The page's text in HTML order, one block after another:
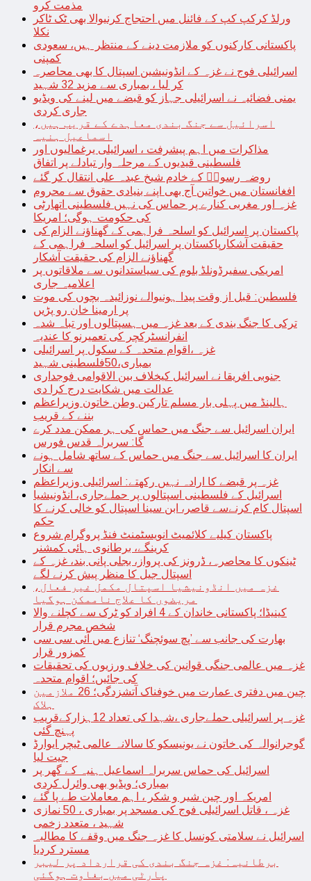
مذمت کرو
ورلڈ کرکپ کپ کے فائنل میں احتجاج کرنیوالا بھی ٹک ٹاکر
نکلا
پاکستانی کارکنوں کو ملازمت دینے کے منتظر ہیں، سعودی
کمپنی
اسرائیلی فوج نے غزہ کے انڈونیشین اسپتال کا بھی محاصرہ
کر لیا ، بمباری سے مزید 32 شہید
یمنی فضائیہ نے اسرائیلی جہاز کو قبضے میں لینے کی ویڈیو
جاری کردی
اسرائیل سے جنگ بندی معاہدے کے قریب ہیں،
اسماعیل ہنیہ
مذاکرات میں اہم پیشرفت ، اسرائیلی یرغمالیوں اور
فلسطینی قیدیوں کے مرحلہ وار تبادلے پر اتفاق
روضہ رسولؐ کے خادم شیخ عبدہ علی انتقال کر گئے
افغانستان میں خواتین آج بھی اپنے بنیادی حقوق سے محروم
غزہ اور مغربی کنارے پر حماس کی نہیں فلسطینی اتھارٹی
کی حکومت ہوگی؛ امریکا
پاکستان پر اسرائیل کو اسلحہ فراہمی کے گھناؤنے الزام کی
حقیقت آشکارپاکستان پر اسرائیل کو اسلحہ فراہمی کے
گھناؤنے الزام کی حقیقت آشکار
امریکی سفیرڈونلڈ بلوم کی سیاستدانوں سے ملاقاتوں پر
اعلامیہ جاری
فلسطین: قبل از وقت پیدا ہونیوالے نوزائیدہ بچوں کی موت
پر ارمینا خان رو پڑیں
ترکی کا جنگ بندی کے بعد غزہ میں ہسپتالوں اور تباہ شدہ
انفرانسٹرکچر کی تعمیرنو کا عندیہ
غزہ ،اقوام متحدہ کے سکول پر اسرائیلی
بمباری،50فلسطینی شہید
جنوبی افریقا نے اسرائیل کیخلاف بین الاقوامی فوجداری
عدالت میں شکایت درج کرا دی
ہالینڈ میں پہلی بار مسلم تارکین وطن خاتون وزیراعظم
بننے کے قریب
ایران اسرائیل سے جنگ میں حماس کی ہر ممکن مدد کرے
گا: سربراہ قدس فورس
ایران کا اسرائیل سے جنگ میں حماس کے ساتھ شامل ہونے
سے انکار
غزہ پر قبضے کا ارادہ نہیں رکھتے: اسرائیلی وزیراعظم
اسرائیل کے فلسطینی اسپتالوں پر حملےجاری، انڈونیشیا
اسپتال کام کرنےسے قاصر، ابن سینا اسپتال کو خالی کرنے کا
حکم
پاکستان کیلیے کلائمیٹ انویسٹمنٹ فنڈ پروگرام شروع
کرینگے، برطانوی ہائی کمشنر
ٹینکوں کا محاصرہ، ڈرونز کی پرواز، بجلی پانی بند، غزہ کے
اسپتال جیل کا منظر پیش کرنے لگے
غزہ میں انڈونیشیا اسپتال مکمل غیر فعال،
مریضوں کا علاج ناممکن ہوگیا
کینیڈا؛ پاکستانی خاندان کے 4 افراد کو ٹرک سے کچلنے والا
شخص مجرم قرار
بھارت کی جانب سے ’پچ سوئچنگ‘ تنازع میں آئی سی سی
کمزور قرار
غزہ میں عالمی جنگی قوانین کی خلاف ورزیوں کی تحقیقات
کی جائیں؛ اقوام متحدہ
چین میں دفتری عمارت میں خوفناک آتشزدگی؛ 26 ملازمین
ہلاک
غزہ پر اسرائیلی حملےجاری ،شہدا کی تعداد 12ہزارکےقریب
پہنچ گئی
گوجرانوالہ کی خاتون نے یونیسکو کا سالانہ عالمی ٹیچر ایوارڈ
جیت لیا
اسرائیل کی حماس سربراہ اسماعیل ہنیہ کے گھر پر
بمباری؛ ویڈیو بھی وائرل کردی
امریکہ اور چین شیر و شکر ، اہم معاملات طے پا گئے
غزہ ، قاتل اسرائیلی فوج کی مسجد پر بمباری ، 50 نمازی
شہید ، متعدد زخمی
اسرائیل نے سلامتی کونسل کا غزہ جنگ میں وقفے کا مطالبہ
مسترد کردیا
برطانیہ: غزہ جنگ بندی کی قرارداد پر لیبر
پارٹی میں بغاوت ہوگئی